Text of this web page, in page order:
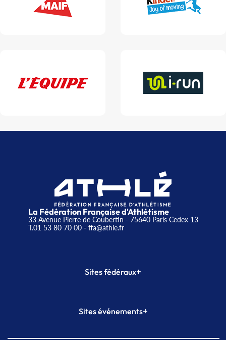
La Fédération Française d'Athlétisme
33 Avenue Pierre de Coubertin - 75640 Paris Cedex 13
T.01 53 80 70 00- ffa@athle.fr
Sites fédéraux+
Plateforme Formation
Sites événements+